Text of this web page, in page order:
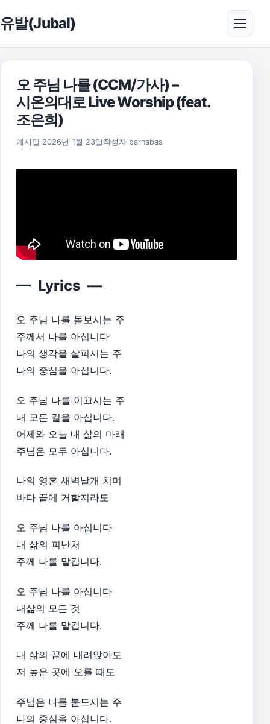
유발(Jubal) 메뉴
오 주님 나를 (CCM/가사) –
시온의대로 Live Worship (feat.
조은희)
게시일 2026년 1월 23일 작성자 barnabas
— Lyrics —
오 주님 나를 돌보시는 주
주께서 나를 아십니다
나의 생각을 살피시는 주
나의 중심을 아십니다.
오 주님 나를 이끄시는 주
내 모든 길을 아십니다.
어제와 오늘 내 삶의 마래
주님은 모두 아십니다.
나의 영혼 새벽날개 치며
바다 끝에 거할지라도
오 주님 나를 아십니다
내 삶의 피난처
주께 나를 맡깁니다.
오 주님 나를 아십니다
내삶의 모든 것
주께 나를 맡깁니다.
내 삶의 끝에 내려앉아도
저 높은 곳에 오를 때도
주님은 나를 붙드시는 주
나의 중심을 아십니다.